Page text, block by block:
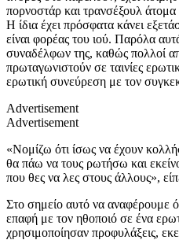
πορνοστάρ και τρανσέξουλ
Η ίδια έχει πρόσφατα κάνει
είναι φορέας του ιού. Παρόλα
συναδέλφων της, καθώς πολλοί
πρωταγωνιστούν σε ταινίες
ερωτική συνεύρεση με τον
Advertisement
Advertisement
«Νομίζω ότι ίσως να έχουν
θα πάω να τους ρωτήσω και
που θες να λες στους άλλους»,
Στο σημείο αυτό να αναφέρουμε
επαφή με τον ηθοποιό σε ένα
χρησιμοποίησαν προφυλάξεις,